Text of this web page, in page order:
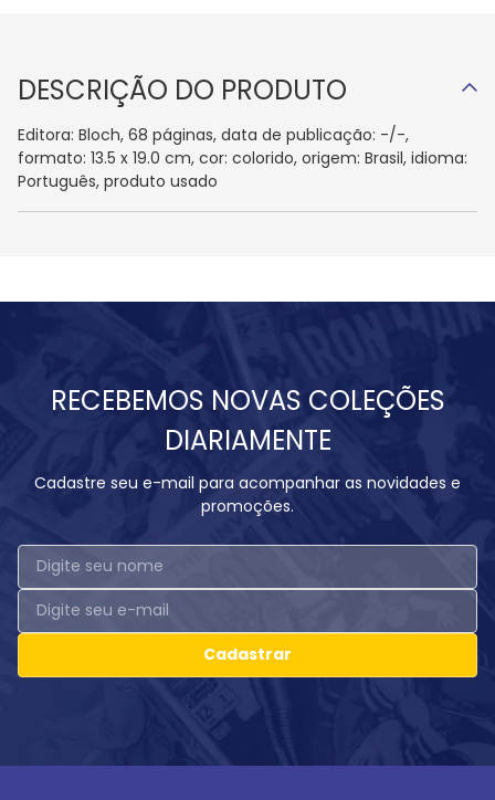
DESCRIÇÃO DO PRODUTO
Editora: Bloch, 68 páginas, data de publicação: -/-,
formato: 13.5 x 19.0 cm, cor: colorido, origem: Brasil, idioma:
Português, produto usado
RECEBEMOS NOVAS COLEÇÕES
DIARIAMENTE
Cadastre seu e-mail para acompanhar as novidades e
promoções.
Cadastrar